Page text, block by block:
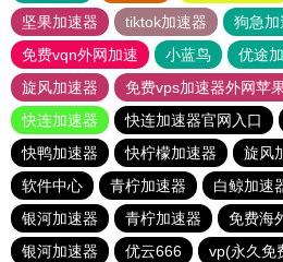
坚果加速器
tiktok加速器
狗急加
免费vqn外网加速
小蓝鸟 优途
旋风加速器
免费vps加速器外网苹
快连加速器
快连加速器官网入口
快鸭加速器
快柠檬加速器 旋风
软件中心
青柠加速器 白鲸加速
银河加速器
青柠加速器 免费海
银河加速器
优云666 vp(永久免